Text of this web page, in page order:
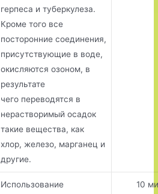
герпеса и туберкулеза.
Кроме того все
посторонние соединения,
присутствующие в воде,
окисляются озоном, в
результате
чего переводятся в
нерастворимый осадок
такие вещества, как
хлор, железо, марганец и
другие.
Использование
10